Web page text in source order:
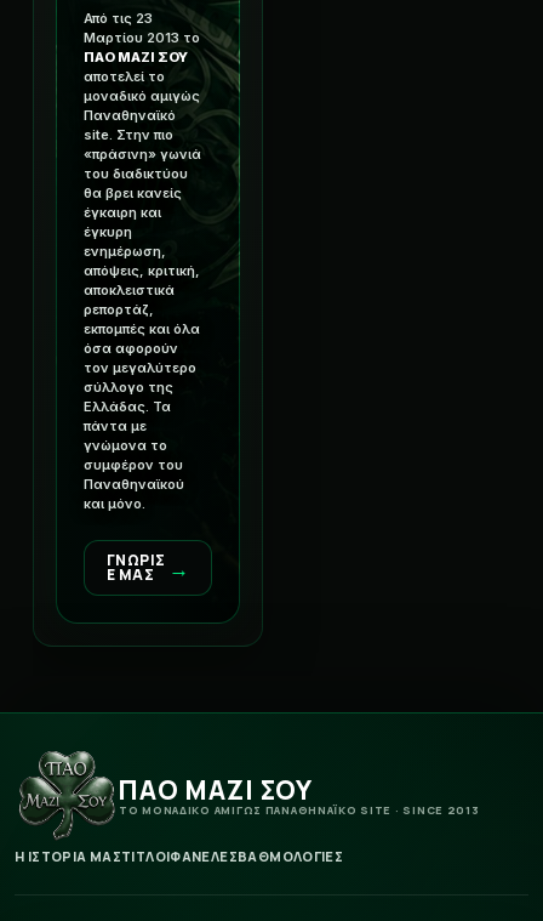
Από τις 23
Μαρτίου 2013 το
ΠΑΟ ΜΑΖΙ ΣΟΥ
αποτελεί το
μοναδικό αμιγώς
Παναθηναϊκό
site. Στην πιο
«πράσινη» γωνιά
του διαδικτύου
θα βρει κανείς
έγκαιρη και
έγκυρη
ενημέρωση,
απόψεις, κριτική,
αποκλειστικά
ρεπορτάζ,
εκπομπές και όλα
όσα αφορούν
τον μεγαλύτερο
σύλλογο της
Ελλάδας. Τα
πάντα με
γνώμονα το
συμφέρον του
Παναθηναϊκού
και μόνο.
ΓΝΩΡΙΣ
Ε ΜΑΣ →
ΠΑΟ ΜΑΖΙ ΣΟΥ
ΤΟ ΜΟΝΑΔΙΚΟ ΑΜΙΓΩΣ ΠΑΝΑΘΗΝΑΪΚΟ SITE · SINCE 2013
Η ΙΣΤΟΡΙΑ ΜΑΣΤΙΤΛΟΙΦΑΝΕΛΕΣΒΑΘΜΟΛΟΓΙΕΣ